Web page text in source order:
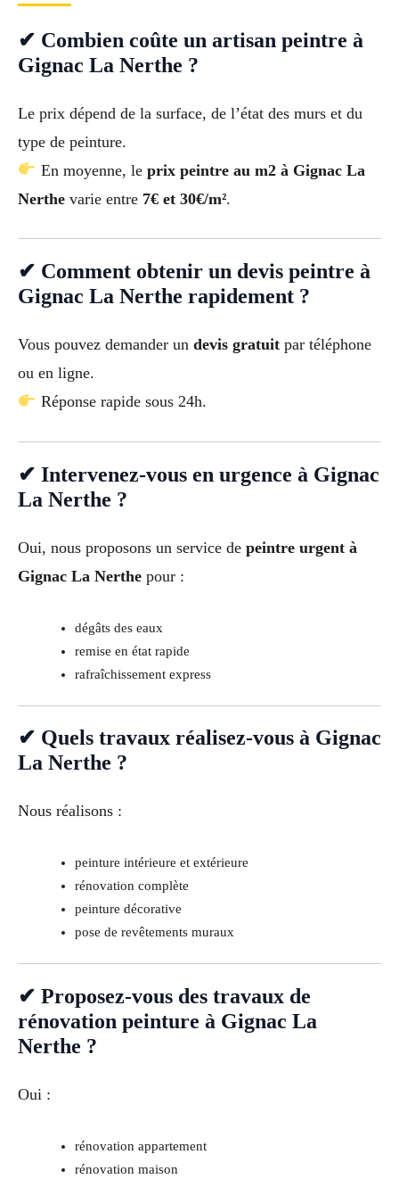
✔ Combien coûte un artisan peintre à
Gignac La Nerthe ?
Le prix dépend de la surface, de l’état des murs et du
type de peinture.
En moyenne, le prix peintre au m2 à Gignac La
Nerthe varie entre 7€ et 30€/m².
✔ Comment obtenir un devis peintre à
Gignac La Nerthe rapidement ?
Vous pouvez demander un devis gratuit par téléphone
ou en ligne.
Réponse rapide sous 24h.
✔ Intervenez-vous en urgence à Gignac
La Nerthe ?
Oui, nous proposons un service de peintre urgent à
Gignac La Nerthe pour :
dégâts des eaux
remise en état rapide
rafraîchissement express
✔ Quels travaux réalisez-vous à Gignac
La Nerthe ?
Nous réalisons :
peinture intérieure et extérieure
rénovation complète
peinture décorative
pose de revêtements muraux
✔ Proposez-vous des travaux de
rénovation peinture à Gignac La
Nerthe ?
Oui :
rénovation appartement
rénovation maison